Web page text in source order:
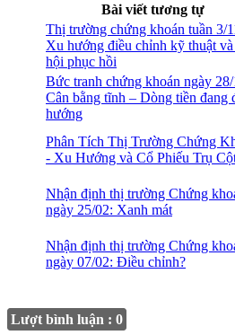
Bài viết tương tự
Thị trường chứng khoán tuần 3/
Xu hướng điều chỉnh kỹ thuật
hội phục hồi
Bức tranh chứng khoán ngày 28/
Cân bằng tĩnh – Dòng tiền đang
hướng
Phân Tích Thị Trường Chứng
- Xu Hướng và Cổ Phiếu Trụ
Nhận định thị trường Chứng
ngày 25/02: Xanh mát
Nhận định thị trường Chứng
ngày 07/02: Điều chỉnh?
Lượt bình luận : 0